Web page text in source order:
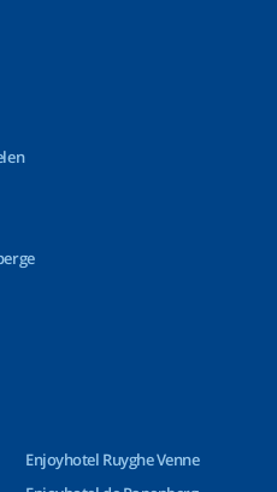
Enjoyhotel Ruyghe Venne